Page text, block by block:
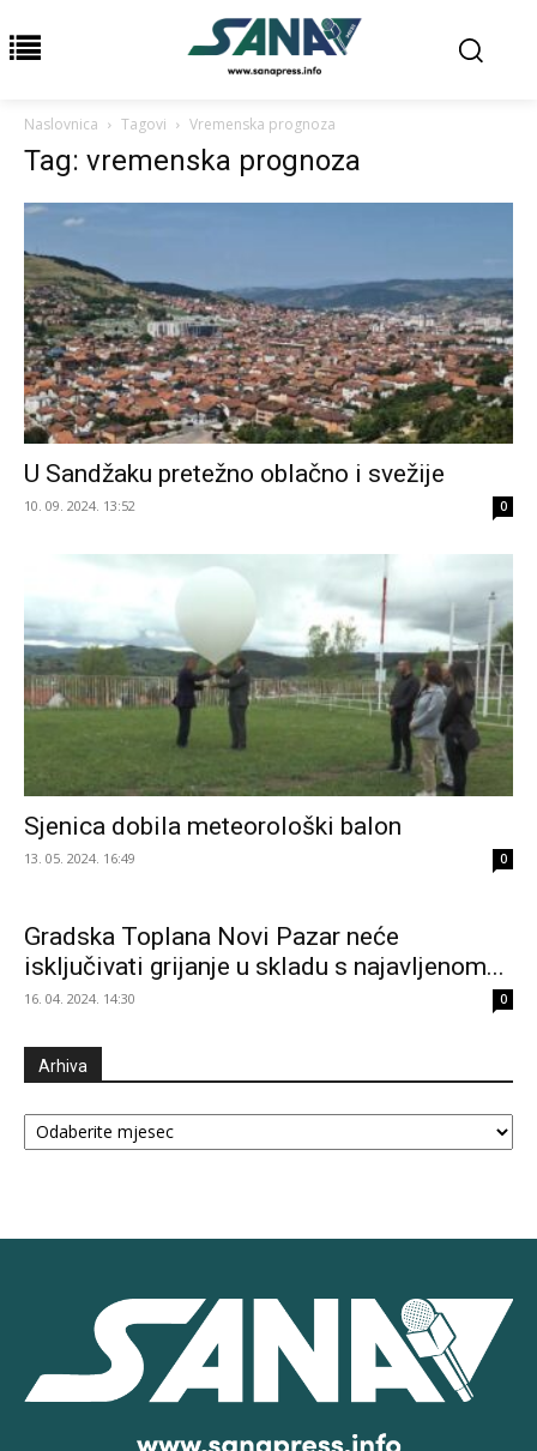
Naslovnica Tagovi Vremenska prognoza
Tag: vremenska prognoza
U Sandžaku pretežno oblačno i svežije
10. 09. 2024. 13:52 0
Sjenica dobila meteorološki balon
13. 05. 2024. 16:49 0
Gradska Toplana Novi Pazar neće
isključivati grijanje u skladu s najavljenom...
16. 04. 2024. 14:30 0
Arhiva
Arhiva